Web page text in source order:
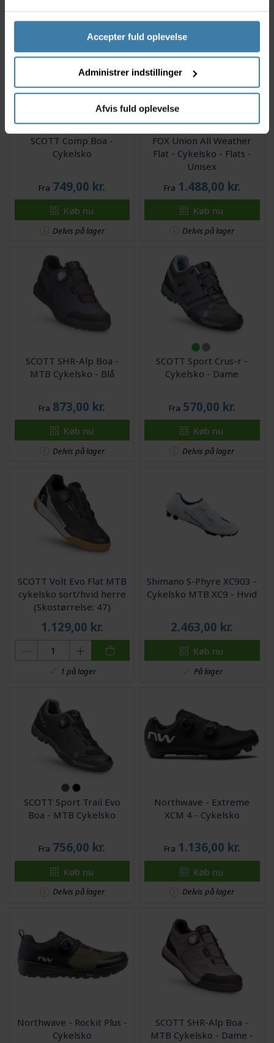
Accepter fuld oplevelse
Administrer indstillinger
Afvis fuld oplevelse
Delvis på lager På lager
SCOTT Comp Boa -
Cykelsko
Fra 749,00 kr.
Køb nu
Delvis på lager
FOX Union All Weather
Flat - Cykelsko - Flats -
Unisex
Fra 1.488,00 kr.
Køb nu
Delvis på lager
SCOTT SHR-Alp Boa -
MTB Cykelsko - Blå
Fra 873,00 kr.
Køb nu
Delvis på lager
SCOTT Sport Crus-r -
Cykelsko - Dame
Fra 570,00 kr.
Køb nu
Delvis på lager
SCOTT Volt Evo Flat MTB
cykelsko sort/hvid herre
(Skostørrelse: 47)
1.129,00 kr.
1 på lager
Shimano S-Phyre XC903 -
Cykelsko MTB XC9 - Hvid
2.463,00 kr.
Køb nu
På lager
SCOTT Sport Trail Evo
Boa - MTB Cykelsko
Fra 756,00 kr.
Køb nu
Delvis på lager
Northwave - Extreme
XCM 4 - Cykelsko
Fra 1.136,00 kr.
Køb nu
Delvis på lager
Northwave - Rockit Plus -
Cykelsko
SCOTT SHR-Alp Boa -
MTB Cykelsko - Dame -